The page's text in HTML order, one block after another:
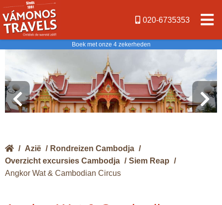
020-6735353
Boek met onze 4 zekerheden
/ Azië / Rondreizen Cambodja /
Overzicht excursies Cambodja / Siem Reap /
Angkor Wat & Cambodian Circus